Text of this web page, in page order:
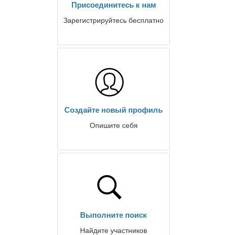
Присоединитесь к нам
Зарегистрируйтесь бесплатно
Создайте новый профиль
Опишите себя
Выполните поиск
Найдите участников